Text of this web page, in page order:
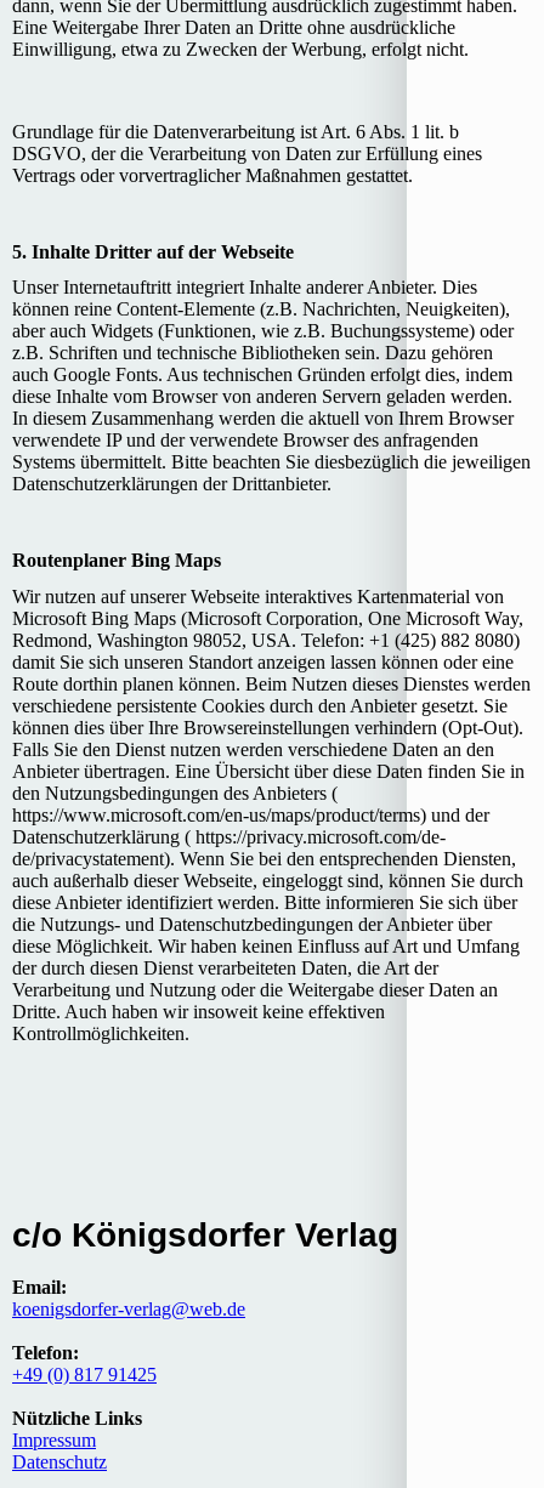
dann, wenn Sie der Übermittlung ausdrücklich zugestimmt haben.
Eine Weitergabe Ihrer Daten an Dritte ohne ausdrückliche
Einwilligung, etwa zu Zwecken der Werbung, erfolgt nicht.
Grundlage für die Datenverarbeitung ist Art. 6 Abs. 1 lit. b
DSGVO, der die Verarbeitung von Daten zur Erfüllung eines
Vertrags oder vorvertraglicher Maßnahmen gestattet.
5. Inhalte Dritter auf der Webseite
Unser Internetauftritt integriert Inhalte anderer Anbieter. Dies
können reine Content-Elemente (z.B. Nachrichten, Neuigkeiten),
aber auch Widgets (Funktionen, wie z.B. Buchungssysteme) oder
z.B. Schriften und technische Bibliotheken sein. Dazu gehören
auch Google Fonts. Aus technischen Gründen erfolgt dies, indem
diese Inhalte vom Browser von anderen Servern geladen werden.
In diesem Zusammenhang werden die aktuell von Ihrem Browser
verwendete IP und der verwendete Browser des anfragenden
Systems übermittelt. Bitte beachten Sie diesbezüglich die jeweiligen
Datenschutzerklärungen der Drittanbieter.
Routenplaner Bing Maps
Wir nutzen auf unserer Webseite interaktives Kartenmaterial von
Microsoft Bing Maps (Microsoft Corporation, One Microsoft Way,
Redmond, Washington 98052, USA. Telefon: +1 (425) 882 8080)
damit Sie sich unseren Standort anzeigen lassen können oder eine
Route dorthin planen können. Beim Nutzen dieses Dienstes werden
verschiedene persistente Cookies durch den Anbieter gesetzt. Sie
können dies über Ihre Browsereinstellungen verhindern (Opt-Out).
Falls Sie den Dienst nutzen werden verschiedene Daten an den
Anbieter übertragen. Eine Übersicht über diese Daten finden Sie in
den Nutzungsbedingungen des Anbieters (
https://www.microsoft.com/en-us/maps/product/terms) und der
Datenschutzerklärung ( https://privacy.microsoft.com/de-
de/privacystatement). Wenn Sie bei den entsprechenden Diensten,
auch außerhalb dieser Webseite, eingeloggt sind, können Sie durch
diese Anbieter identifiziert werden. Bitte informieren Sie sich über
die Nutzungs- und Datenschutzbedingungen der Anbieter über
diese Möglichkeit. Wir haben keinen Einfluss auf Art und Umfang
der durch diesen Dienst verarbeiteten Daten, die Art der
Verarbeitung und Nutzung oder die Weitergabe dieser Daten an
Dritte. Auch haben wir insoweit keine effektiven
Kontrollmöglichkeiten.
c/o Königsdorfer Verlag
Email:
koenigsdorfer-verlag@web.de
Telefon:
+49 (0) 817 91425
Nützliche Links
Impressum
Datenschutz